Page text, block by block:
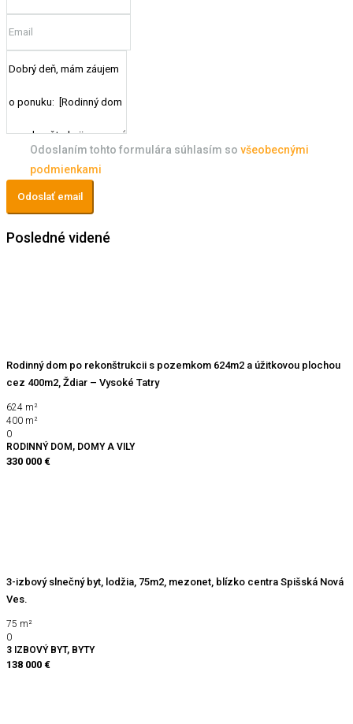
Odoslaním tohto formulára súhlasím so všeobecnými
podmienkami
Odoslať email
Posledné videné
Rodinný dom po rekonštrukcii s pozemkom 624m2 a úžitkovou plochou
cez 400m2, Ždiar – Vysoké Tatry
624 m²
400 m²
0
RODINNÝ DOM, DOMY A VILY
330 000 €
3-izbový slnečný byt, lodžia, 75m2, mezonet, blízko centra Spišská Nová
Ves.
75 m²
0
3 IZBOVÝ BYT, BYTY
138 000 €